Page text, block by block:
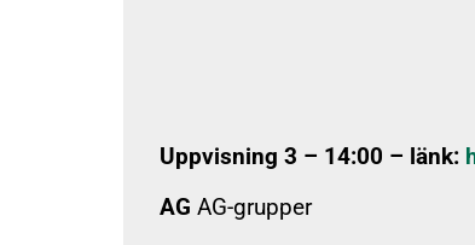
Uppvisning 3 – 14:00 – länk:
AG AG-grupper